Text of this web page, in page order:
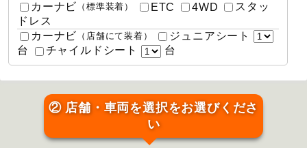
カーナビ （標準装着） ETC 4WD
スタッ
ドレス
カーナビ （店舗にて装着）
ジュニアシート
台
チャイルドシート 台
② 店舗・車両を選択をお選びくださ
い